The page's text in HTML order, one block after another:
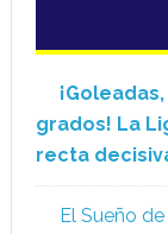
grados! La
recta
El Sueño